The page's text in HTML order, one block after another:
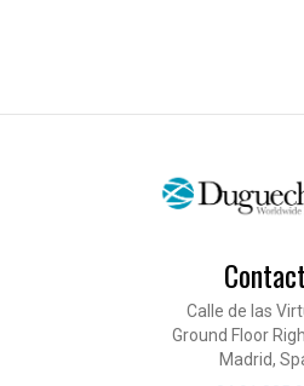
Calle de las
Ground Floor
Madrid,